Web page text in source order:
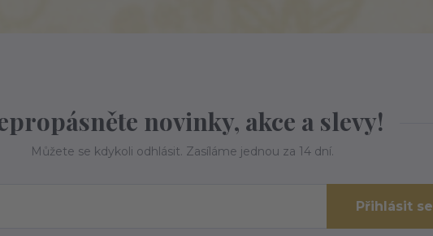
novinky, akce a slevy!
Můžete se kdykoli odhlásit. Zasíláme jednou za 14 dní.
Přihlásit se